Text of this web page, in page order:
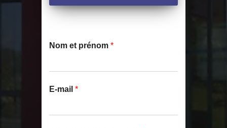
Nom et prénom *
E-mail *